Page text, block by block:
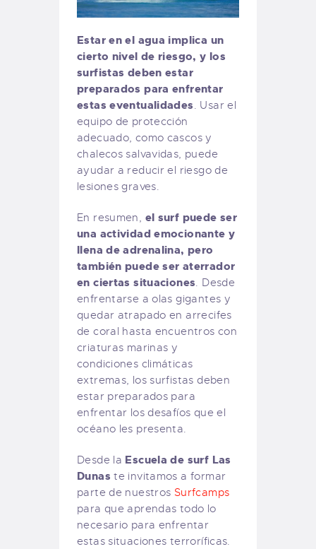
Estar en el agua implica un
cierto nivel de riesgo, y los
surfistas deben estar
preparados para enfrentar
estas eventualidades . Usar el
equipo de protección
adecuado, como cascos y
chalecos salvavidas, puede
ayudar a reducir el riesgo de
lesiones graves.
En resumen,
el surf puede ser
una actividad emocionante y
llena de adrenalina, pero
también puede ser aterrador
en ciertas situaciones . Desde
enfrentarse a olas gigantes y
quedar atrapado en arrecifes
de coral hasta encuentros con
criaturas marinas y
condiciones climáticas
extremas, los surfistas deben
estar preparados para
enfrentar los desafíos que el
océano les presenta.
Desde la Escuela de surf Las
Dunas te invitamos a formar
parte de nuestros Surfcamps
para que aprendas todo lo
necesario para enfrentar
estas situaciones terroríficas.